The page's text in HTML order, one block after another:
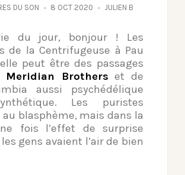
DU SON 8 OCT 2020 JULIEN B
du jour, bonjour ! Les
de la Centrifugeuse à Pau
peut être des passages
Meridian Brothers et de
aussi psychédélique
Les puristes
blasphème, mais dans la
fois l’effet de surprise
gens avaient l’air de bien